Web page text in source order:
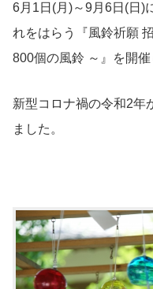
6月1日(月)～9月6日(日)
れをはらう『風鈴祈願
800個の風鈴 ～』を開催
新型コロナ禍の令和2年
ました。